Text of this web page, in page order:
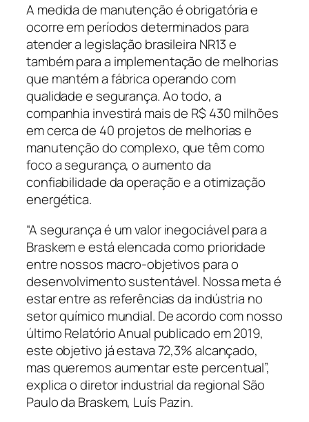
A medida de manutenção é obrigatória e
ocorre em períodos determinados para
atender a legislação brasileira NR13 e
também para a implementação de melhorias
que mantém a fábrica operando com
qualidade e segurança. Ao todo, a
companhia investirá mais de R$ 430 milhões
em cerca de 40 projetos de melhorias e
manutenção do complexo, que têm como
foco a segurança, o aumento da
confiabilidade da operação e a otimização
energética.
“A segurança é um valor inegociável para a
Braskem e está elencada como prioridade
entre nossos macro-objetivos para o
desenvolvimento sustentável. Nossa meta é
estar entre as referências da indústria no
setor químico mundial. De acordo com nosso
último Relatório Anual publicado em 2019,
este objetivo já estava 72,3% alcançado,
mas queremos aumentar este percentual”,
explica o diretor industrial da regional São
Paulo da Braskem, Luís Pazin.